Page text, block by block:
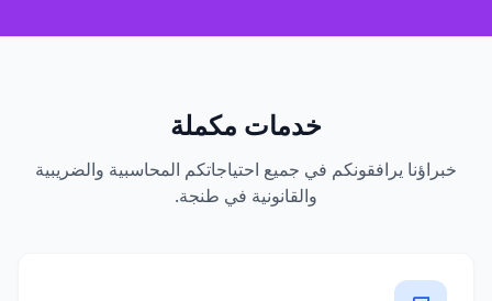
خدمات مكملة
خبراؤنا يرافقونكم في جميع احتياجاتكم المحاسبية والضريبية
والقانونية في طنجة.